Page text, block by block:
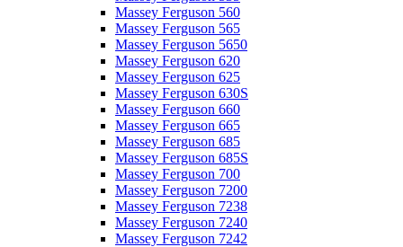
Massey Ferguson 560
Massey Ferguson 565
Massey Ferguson 5650
Massey Ferguson 620
Massey Ferguson 625
Massey Ferguson 630S
Massey Ferguson 660
Massey Ferguson 665
Massey Ferguson 685
Massey Ferguson 685S
Massey Ferguson 700
Massey Ferguson 7200
Massey Ferguson 7238
Massey Ferguson 7240
Massey Ferguson 7242